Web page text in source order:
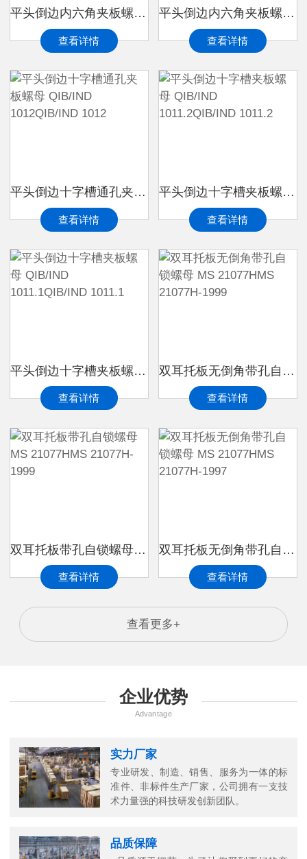
平头倒边内六角夹板螺母 QIB/IND 1013.2QIB/IND 1013.2
查看详情
平头倒边内六角夹板螺母 QIB/IND 1013.1QIB/IND 1013.1
查看详情
平头倒边十字槽通孔夹板螺母 QIB/IND 1012QIB/IND 1012
查看详情
平头倒边十字槽夹板螺母 QIB/IND 1011.2QIB/IND 1011.2
查看详情
平头倒边十字槽夹板螺母 QIB/IND 1011.1QIB/IND 1011.1
查看详情
双耳托板无倒角带孔自锁螺母 MS 21077HMS 21077H-1999
查看详情
双耳托板带孔自锁螺母 MS 21077HMS 21077H-1999
查看详情
双耳托板无倒角带孔自锁螺母 MS 21077HMS 21077H-1997
查看详情
查看更多+
企业优势
Advantage
实力厂家
专业研发、制造、销售、服务为一体的标
准件、非标件生产厂家，公司拥有一支技
术力量强的科技研发创新团队。
品质保障